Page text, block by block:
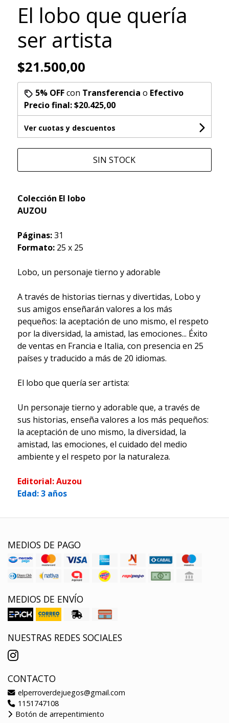
El lobo que quería
ser artista
$21.500,00
5% OFFcon Transferencia o Efectivo
Precio final:$20.425,00
Ver cuotas y descuentos
SIN STOCK
Colección El lobo
AUZOU
Páginas:31
Formato:25 x 25
Lobo, un personaje tierno y adorable
A través de historias tiernas y divertidas, Lobo y
sus amigos enseñarán valores a los más
pequeños: la aceptación de uno mismo, el respeto
por la diversidad, la amistad, las emociones... Éxito
de ventas en Francia e Italia, con presencia en 25
países y traducido a más de 20 idiomas.
El lobo que quería ser artista:
Un personaje tierno y adorable que, a través de
sus historias, enseña valores a los más pequeños:
la aceptación de uno mismo, la diversidad, la
amistad, las emociones, el cuidado del medio
ambiente y el respeto por la naturaleza.
Editorial: Auzou
Edad: 3 años
MEDIOS DE PAGO
MEDIOS DE ENVÍO
NUESTRAS REDES SOCIALES
CONTACTO
elperroverdejuegos@gmail.com
1151747108
Botón de arrepentimiento